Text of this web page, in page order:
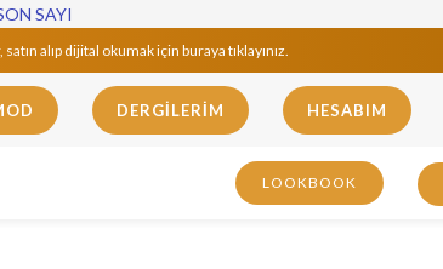
alıp dijital okumak için buraya tıklayınız.
DERGILERIM HESABIM
LOOKBOOK